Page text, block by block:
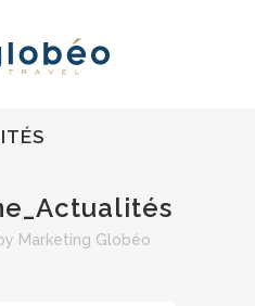
Marketing Globéo